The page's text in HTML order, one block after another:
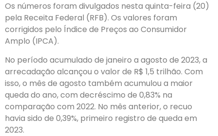
Os números foram divulgados nesta quinta-feira (20)
pela Receita Federal (RFB). Os valores foram
corrigidos pelo Índice de Preços ao Consumidor
Amplo (IPCA).
No período acumulado de janeiro a agosto de 2023, a
arrecadação alcançou o valor de R$ 1,5 trilhão. Com
isso, o mês de agosto também acumulou a maior
queda do ano, com decréscimo de 0,83% na
comparação com 2022. No mês anterior, o recuo
havia sido de 0,39%, primeiro registro de queda em
2023.